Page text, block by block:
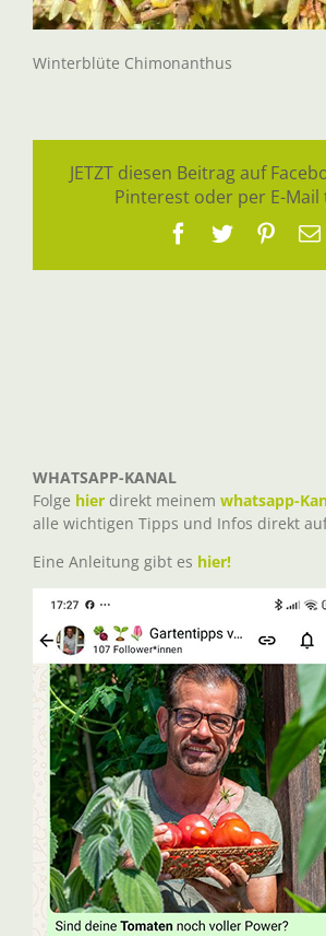
Winterblüte Chimonanthus
JETZT diesen Beitrag auf
Pinterest oder per E-Mail
Facebook
Twitter
WHATSAPP-KANAL
Folge hier direkt meinem whatsapp-
alle wichtigen Tipps und Infos direkt
Eine Anleitung gibt es hier!